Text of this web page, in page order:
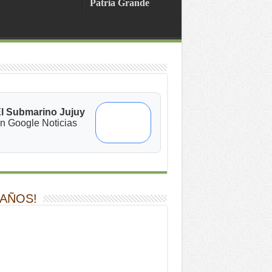
Patria Grande
Submarino Jujuy
Google Noticias